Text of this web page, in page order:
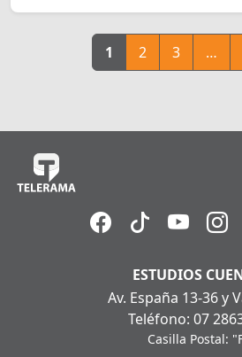
1 2 3 …
ESTUDIOS
Av. España 13-36 y
Teléfono: 07
Casilla Postal: